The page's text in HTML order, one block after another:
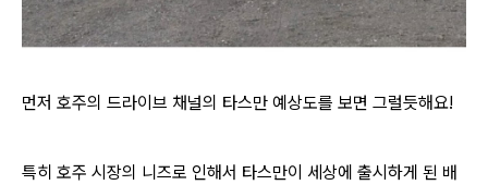
먼저 호주의 드라이브 채널의 타스만 예상도를 보면 그럴듯해요!
특히 호주 시장의 니즈로 인해서 타스만이 세상에 출시하게 된 배